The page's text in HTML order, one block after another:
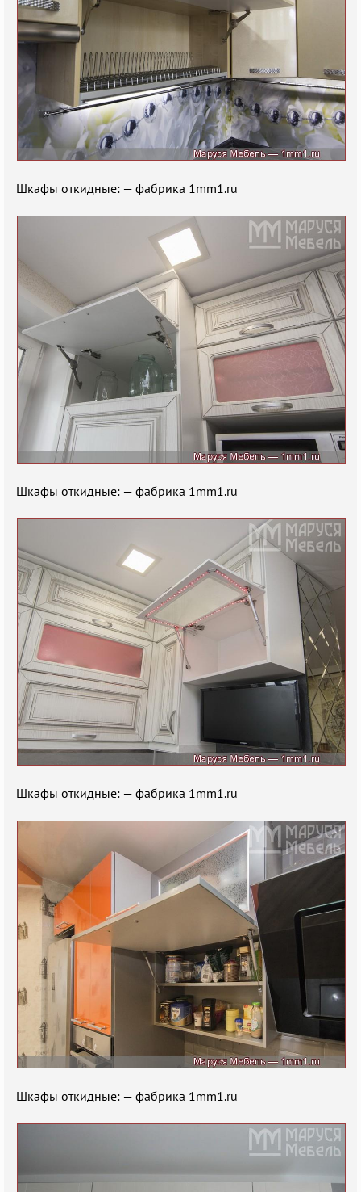
Шкафы откидные: — фабрика 1mm1.ru
Шкафы откидные: — фабрика 1mm1.ru
Шкафы откидные: — фабрика 1mm1.ru
Шкафы откидные: — фабрика 1mm1.ru